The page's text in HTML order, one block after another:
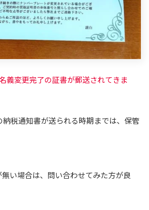
義変更完了の証書が郵送されてきま
納税通知書が送られる時期までは、保管
い場合は、問い合わせてみた方が良